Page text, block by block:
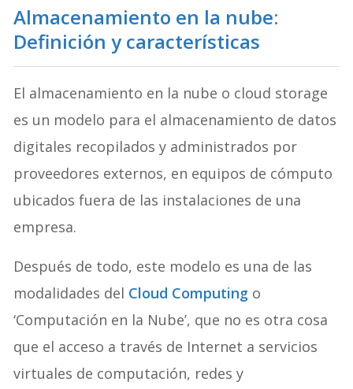
Almacenamiento en la nube:
Definición y características
El almacenamiento en la nube o cloud storage
es un modelo para el almacenamiento de datos
digitales recopilados y administrados por
proveedores externos, en equipos de cómputo
ubicados fuera de las instalaciones de una
empresa.
Después de todo, este modelo es una de las
modalidades del Cloud Computing o
‘Computación en la Nube’, que no es otra cosa
que el acceso a través de Internet a servicios
virtuales de computación, redes y